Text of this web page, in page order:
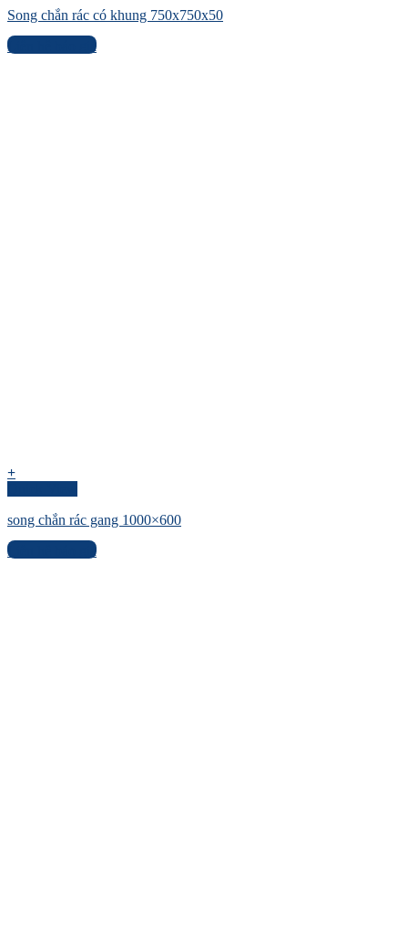
Song chắn rác có khung 750x750x50
Liên hệ báo giá
+
song chắn rác gang 1000×600
Liên hệ báo giá